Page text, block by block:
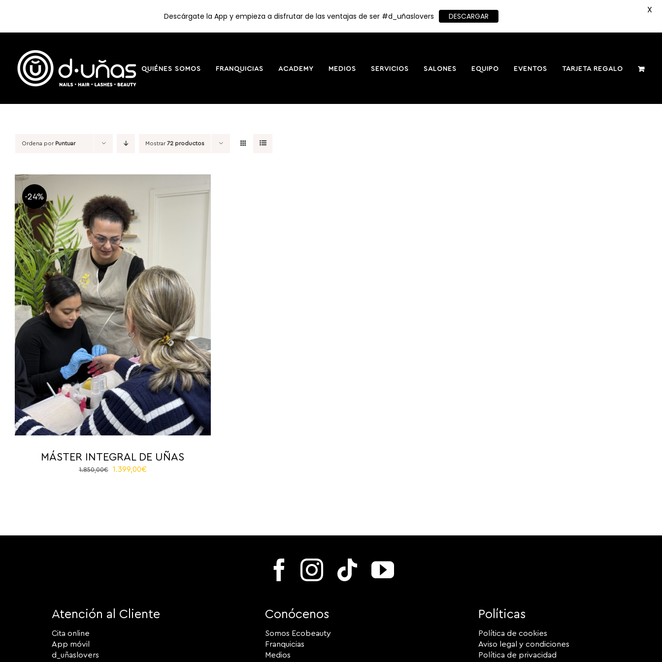
contenido
QUIÉNES SOMOS FRANQUICIAS ACADEMY MEDIOS SERVICIOS SALONES EQUIPO EVENTOS TARJETA REGALO
Ordena por Puntuar Mostrar72 productos
-24%
MÁSTER INTEGRAL DE UÑAS
1.850,00€
El
1.399,00€El
Atención al Cliente
Cita online
App móvil
d_uñaslovers
Conócenos
Somos Ecobeauty
Franquicias
Medios
Políticas
Política de cookies
Aviso legal y condiciones
Política de privacidad
Descárgate la App y empieza a disfrutar de las ventajas de ser #d_uñaslovers DESCARGAR
X